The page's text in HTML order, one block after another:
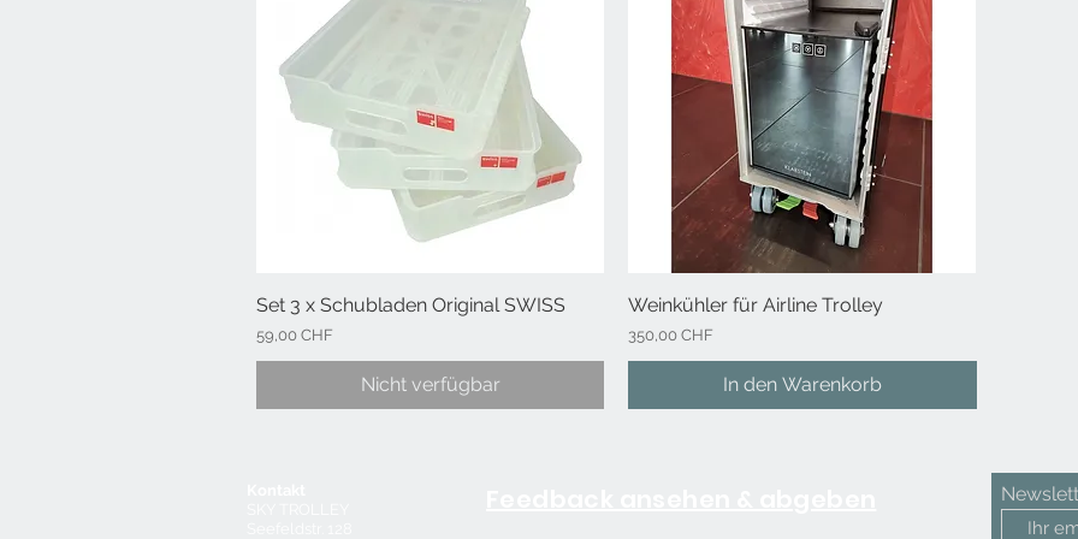
Schnellansicht
Set 3 x Schubladen Original SWISS
Preis
59,00 CHF
Nicht verfügbar
Schnellansicht
Weinkühler für Airline Trolley
Preis
350,00 CHF
In den Warenkorb